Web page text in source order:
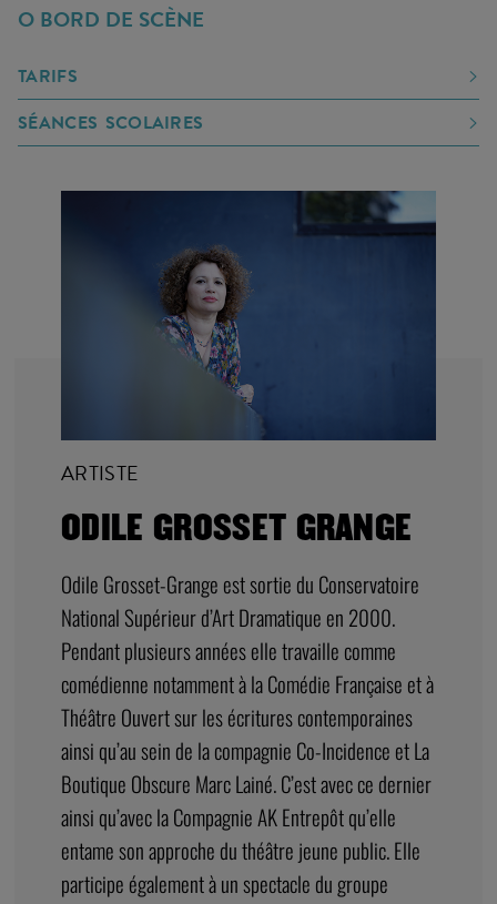
O BORD DE SCÈNE
TARIFS
SÉANCES SCOLAIRES
ARTISTE
ODILE GROSSET GRANGE
Odile Grosset-Grange est sortie du Conservatoire
National Supérieur d’Art Dramatique en 2000.
Pendant plusieurs années elle travaille comme
comédienne notamment à la Comédie Française et à
Théâtre Ouvert sur les écritures contemporaines
ainsi qu’au sein de la compagnie Co-Incidence et La
Boutique Obscure Marc Lainé. C’est avec ce dernier
ainsi qu’avec la Compagnie AK Entrepôt qu’elle
entame son approche du théâtre jeune public. Elle
participe également à un spectacle du groupe